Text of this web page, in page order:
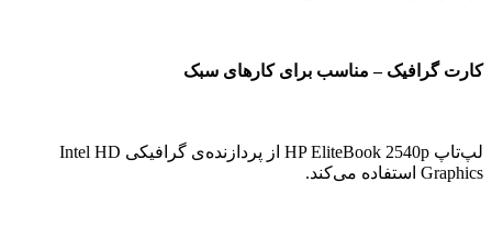
کارت گرافیک – مناسب برای کارهای سبک
لپ‌تاپ HP EliteBook 2540p از پردازنده‌ی گرافیکی Intel HD
Graphics استفاده می‌کند.